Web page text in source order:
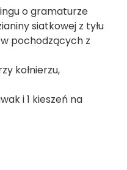
o gramaturze
siatkowej z tyłu
pochodzących z
kołnierzu,
i 1 kieszeń na